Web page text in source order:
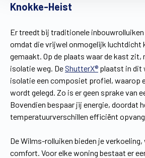
Knokke-Heist
Er treedt bij traditionele
omdat die vrijwel onmogelijk luchtdicht
gemaakt. Op de plaats waar de kast zit,
isolatie weg. DeShutterX® plaatst in dit
isolatie een composiet profiel, waarop
wordt gelegd. Zo is er geen sprake van
Bovendien bespaar jij energie, doordat
temperatuurverschillen efficiënt
De Wilms-rolluiken bieden je verkoeling,
comfort. Voor elke woning bestaat er